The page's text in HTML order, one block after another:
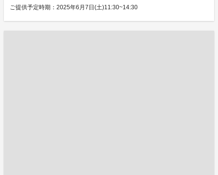
ご提供予定時期：2025年6月7日(土)11:30~14:30